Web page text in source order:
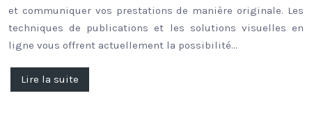
et communiquer vos prestations de manière originale. Les
techniques de publications et les solutions visuelles en
ligne vous offrent actuellement la possibilité…
Lire la suite